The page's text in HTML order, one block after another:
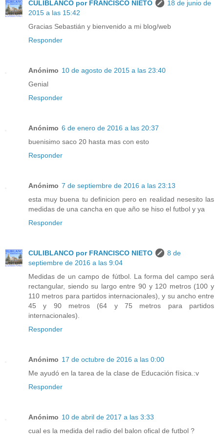
CULIBLANCO por FRANCISCO NIETO
18 de junio de
2015 a las 15:42
Gracias Sebastián y bienvenido a mi blog/web
Responder
Anónimo 10 de agosto de 2015 a las 23:40
Genial
Responder
Anónimo 6 de enero de 2016 a las 20:37
buenisimo saco 20 hasta mas con esto
Responder
Anónimo 7 de septiembre de 2016 a las 23:13
esta muy buena tu definicion pero en realidad nesesito las
medidas de una cancha en que año se hiso el futbol y ya
Responder
CULIBLANCO por FRANCISCO NIETO
8 de
septiembre de 2016 a las 9:04
Medidas de un campo de fútbol. La forma del campo será
rectangular, siendo su largo entre 90 y 120 metros (100 y
110 metros para partidos internacionales), y su ancho entre
45 y 90 metros (64 y 75 metros para partidos
internacionales).
Responder
Anónimo 17 de octubre de 2016 a las 0:00
Me ayudó en la tarea de la clase de Educación física.:v
Responder
Anónimo 10 de abril de 2017 a las 3:33
cual es la medida del radio del balon ofical de futbol ?